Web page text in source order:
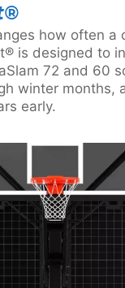
how often a
is designed to
72 and 60
winter months,
early.